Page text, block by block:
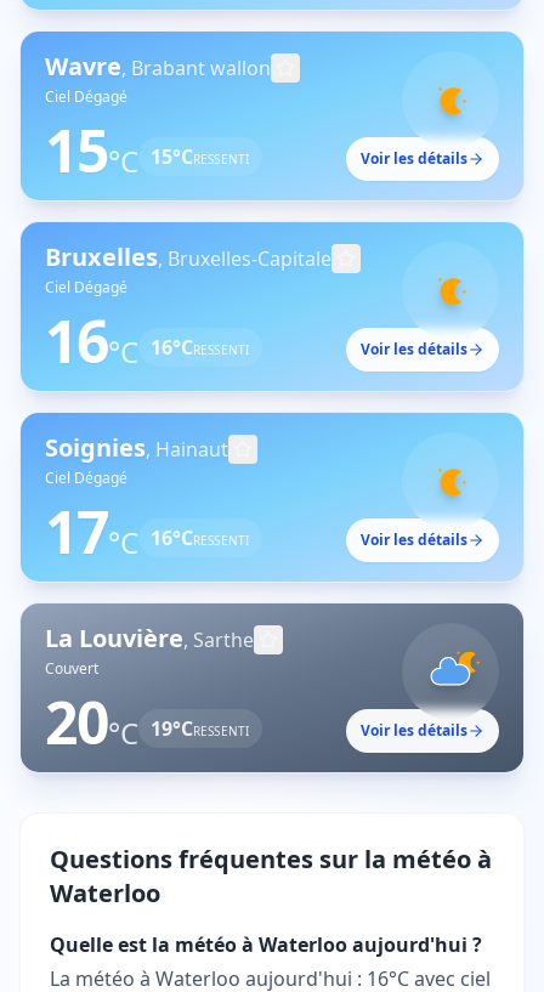
Wavre, Brabant wallon
Ciel Dégagé
15°C 15°CRESSENTI Voir les détails
Bruxelles, Bruxelles-Capitale
Ciel Dégagé
16°C 16°CRESSENTI Voir les détails
Soignies, Hainaut
Ciel Dégagé
17°C 16°CRESSENTI Voir les détails
La Louvière, Sarthe
Couvert
20°C 19°CRESSENTI Voir les détails
Questions fréquentes sur la météo à
Waterloo
Quelle est la météo à Waterloo aujourd'hui ?
La météo à Waterloo aujourd'hui : 16°C avec ciel